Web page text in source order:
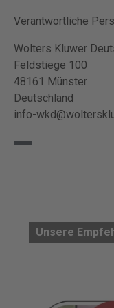
Verantwortliche
Wolters Kluwer
Feldstiege 100
48161 Münster
Deutschland
info-
Unsere